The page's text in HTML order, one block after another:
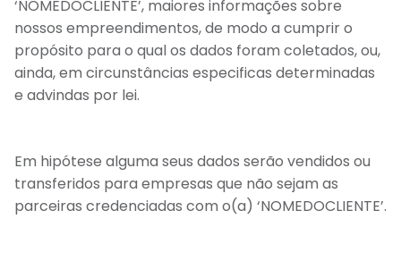
‘NOMEDOCLIENTE’, maiores informações sobre
nossos empreendimentos, de modo a cumprir o
propósito para o qual os dados foram coletados, ou,
ainda, em circunstâncias especificas determinadas
e advindas por lei.
Em hipótese alguma seus dados serão vendidos ou
transferidos para empresas que não sejam as
parceiras credenciadas com o(a) ‘NOMEDOCLIENTE’.